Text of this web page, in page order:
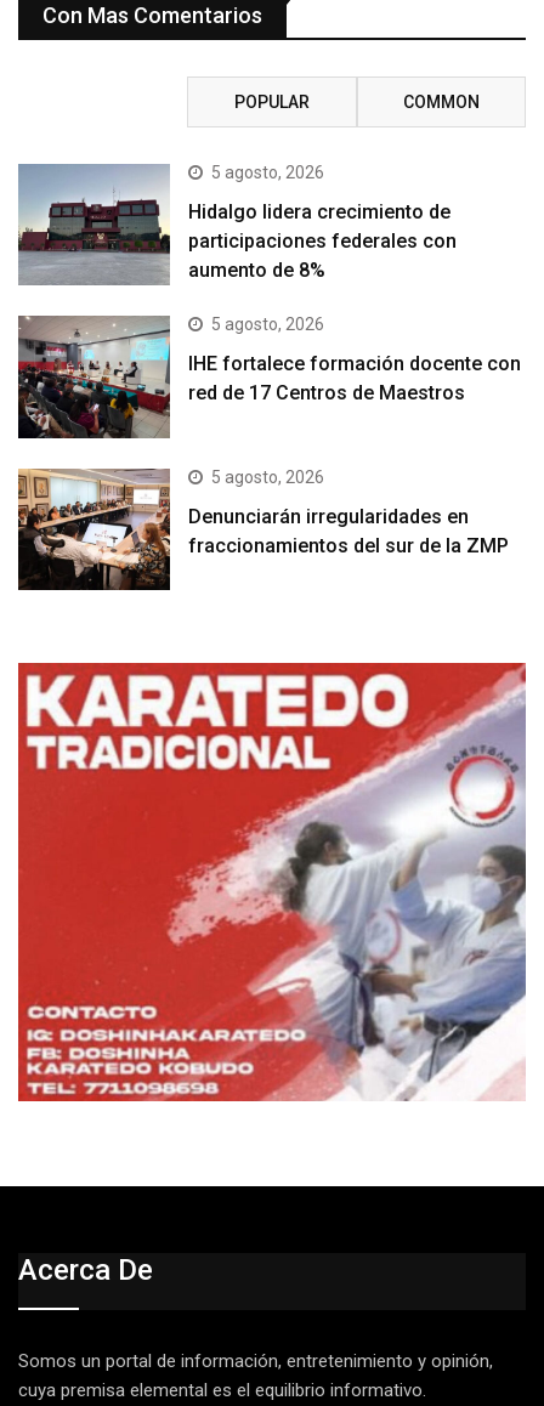
Con Mas Comentarios
POPULAR COMMON
5 agosto, 2026
Hidalgo lidera crecimiento de
participaciones federales con
aumento de 8%
5 agosto, 2026
IHE fortalece formación docente con
red de 17 Centros de Maestros
5 agosto, 2026
Denunciarán irregularidades en
fraccionamientos del sur de la ZMP
Acerca De
Somos un portal de información, entretenimiento y opinión,
cuya premisa elemental es el equilibrio informativo.